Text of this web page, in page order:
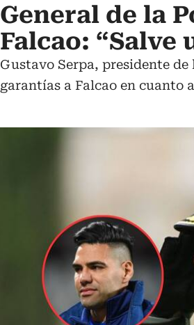
General de la
Falcao: “Salve
Gustavo Serpa, presidente
garantías a Falcao en cuanto